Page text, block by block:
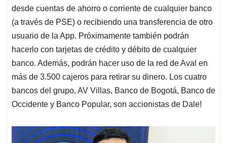
desde cuentas de ahorro o corriente de cualquier banco
(a través de PSE) o recibiendo una transferencia de otro
usuario de la App. Próximamente también podrán
hacerlo con tarjetas de crédito y débito de cualquier
banco. Además, podrán hacer uso de la red de Aval en
más de 3.500 cajeros para retirar su dinero. Los cuatro
bancos del grupo, AV Villas, Banco de Bogotá, Banco de
Occidente y Banco Popular, son accionistas de Dale!